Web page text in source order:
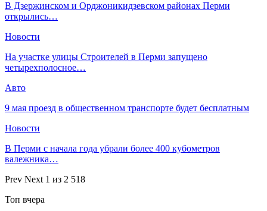
В Дзержинском и Орджоникидзевском районах Перми
открылись…
Новости
На участке улицы Строителей в Перми запущено
четырехполосное…
Авто
9 мая проезд в общественном транспорте будет бесплатным
Новости
В Перми с начала года убрали более 400 кубометров
валежника…
Prev Next 1 из 2 518
Топ вчера